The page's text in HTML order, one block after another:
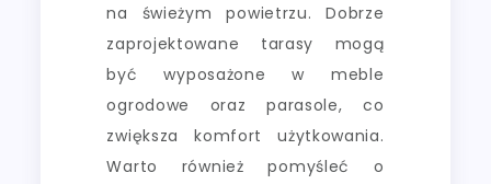
na świeżym powietrzu. Dobrze
zaprojektowane tarasy mogą
być wyposażone w meble
ogrodowe oraz parasole, co
zwiększa komfort użytkowania.
Warto również pomyśleć o